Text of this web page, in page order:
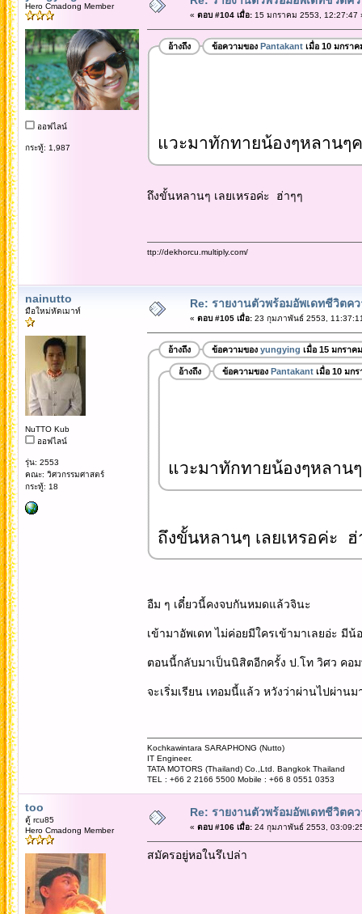
Hero Cmadong Member
ออฟไลน์
กระทู้: 1,987
« ตอบ #104 เมื่อ:15 มกราคม 2553, 12:27:47
อ้างถึง ข้อความของ Pantakantเมื่อ 10 มกราค
แวะมาทักทายน้องๆหลานๆ
ถึงขั้นหลานๆ เลยเหรอค่ะ ฮ่าๆๆ
ttp://dekhorcu.multiply.com/
nainutto
มือใหม่หัดเมาท์
NuTTO Kub
ออฟไลน์
รุ่น: 2553
คณะ: วิศวกรรมศาสตร์
กระทู้: 18
Re: รายงานตัวพร้อมอัพเดทชีวิตค
« ตอบ #105 เมื่อ:23 กุมภาพันธ์ 2553,
อ้างถึง ข้อความของ yungying เมื่อ 15 มกราค
อ้างถึง ข้อความของ Pantakantเมื่อ 10 มกร
แวะมาทักทายน้องๆหลาน
ถึงขั้นหลานๆ เลยเหรอค่ะ ฮ่
อืม ๆ เดี๋ยวนี้คงจบกันหมดแล้วจินะ
เข้ามาอัพเดท ไม่ค่อยมีใครเข้ามาเลยอ่ะ มี
ตอนนี้กลับมาเป็นนิสิตอีกครั้ง ป.โท วิศว คอ
จะเริ่มเรียน เทอมนี้แล้ว หวังว่าผ่านไปผ่าน
Kochkawintara SARAPHONG (Nutto)
IT Engineer.
TATA MOTORS (Thailand) Co.,Ltd. Bangkok Thailand
TEL : +66 2 2166 5500 Mobile : +66 8 0551 0353
too
ตู้ rcu85
Hero Cmadong Member
Re: รายงานตัวพร้อมอัพเดทชีวิตค
« ตอบ #106 เมื่อ:24 กุมภาพันธ์ 2553,
สมัครอยู่หอในรึเปล่า